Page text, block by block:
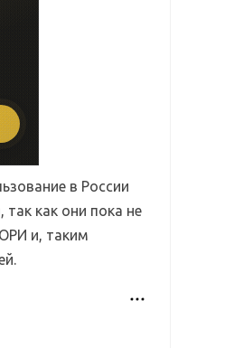
в России
как они пока не
и, таким